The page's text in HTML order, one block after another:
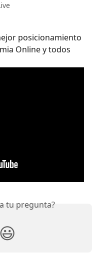
posicionamiento
Online y todos
tu pregunta?
😃